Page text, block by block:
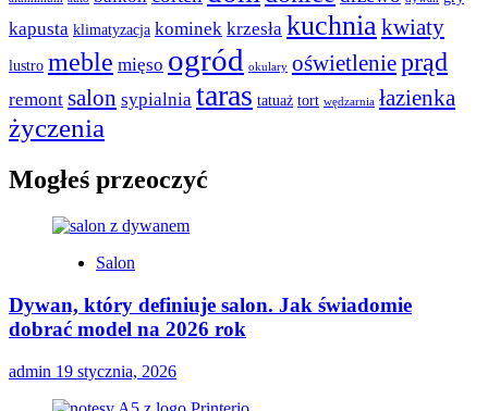
kapusta klimatyzacja kominek krzesła kuchniakwiaty
lustro meble mięso ogród okulary oświetlenieprąd
remont salon sypialnia taras tatuaż tort wędzarnia łazienka
życzenia
Mogłeś przeoczyć
Salon
Dywan, który definiuje salon. Jak świadomie
dobrać model na 2026 rok
admin 19 stycznia, 2026